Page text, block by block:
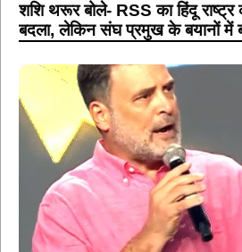
शशि थरूर बोले- RSS का हिंदू राष्ट्र
बदला, लेकिन संघ प्रमुख के बयानों में